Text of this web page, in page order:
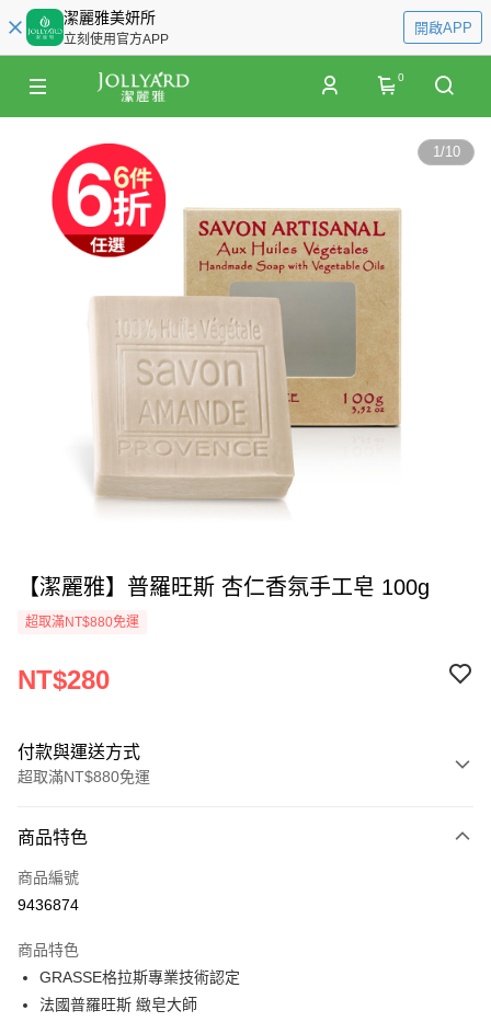
潔麗雅美妍所
立刻使用官方APP
開啟APP
0
1/10
【潔麗雅】普羅旺斯 杏仁香氛手工皂 100g
超取滿NT$880免運
NT$280
付款與運送方式
超取滿NT$880免運
信用卡一次付款
超商取貨付款
Apple Pay
ATM付款
商品特色
商品編號
9436874
商品特色
GRASSE格拉斯專業技術認定
法國普羅旺斯 緻皂大師